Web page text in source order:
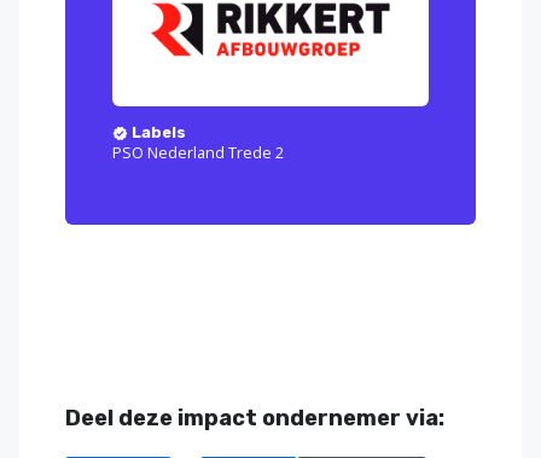
Labels
PSO Nederland Trede 2
Deel deze impact ondernemer via: